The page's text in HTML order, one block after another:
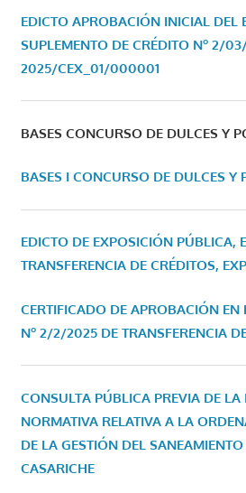
EDICTO APROBACIÓN INICIAL DEL
SUPLEMENTO DE CRÉDITO Nº 2/
2025/CEX_01/000001
BASES CONCURSO DE DULCES Y
BASES I CONCURSO DE DULCES Y
EDICTO DE EXPOSICIÓN PÚBLICA,
TRANSFERENCIA DE CRÉDITOS,
CERTIFICADO DE APROBACIÓN EN
Nº 2/2/2025 DE TRANSFERENCIA
CONSULTA PÚBLICA PREVIA DE LA
NORMATIVA RELATIVA A LA
DE LA GESTIÓN DEL
CASARICHE